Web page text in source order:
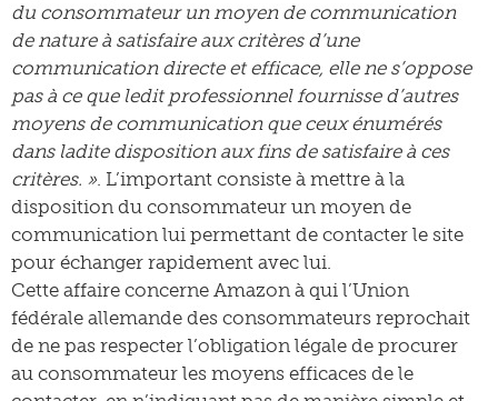
du consommateur un moyen de communication
de nature à satisfaire aux critères d’une
communication directe et efficace, elle ne s’oppose
pas à ce que ledit professionnel fournisse d’autres
moyens de communication que ceux énumérés
dans ladite disposition aux fins de satisfaire à ces
critères. ». L’important consiste à mettre à la
disposition du consommateur un moyen de
communication lui permettant de contacter le site
pour échanger rapidement avec lui.
Cette affaire concerne Amazon à qui l’Union
fédérale allemande des consommateurs reprochait
de ne pas respecter l’obligation légale de procurer
au consommateur les moyens efficaces de le